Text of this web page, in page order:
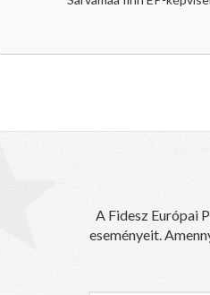
A Fidesz Európai
eseményeit.